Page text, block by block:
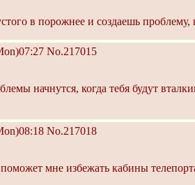
в порожнее и создаешь проблему,
No.217015
начнутся, когда тебя будут
No.217018
мне избежать кабины